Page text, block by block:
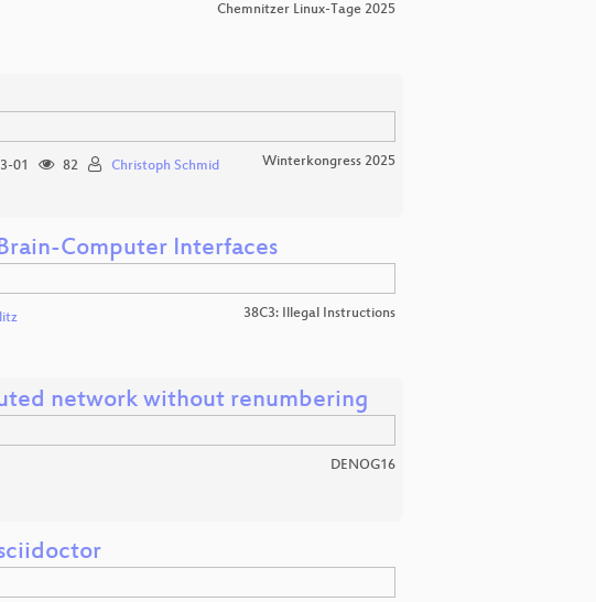
Chemnitzer Linux-Tage 2025
01 82 Christoph Schmid Winterkongress 2025
Computer Interfaces
38C3: Illegal Instructions
network without renumbering
DENOG16